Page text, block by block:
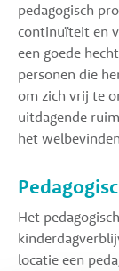
pedagogisch
continuïteit en
een goede
personen die
om zich vrij te
uitdagende
het
Het
locatie een